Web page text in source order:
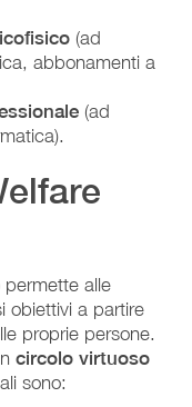
(ad
abbonamenti a
(ad
alle
obiettivi a partire
proprie persone.
circolo virtuoso
sono: